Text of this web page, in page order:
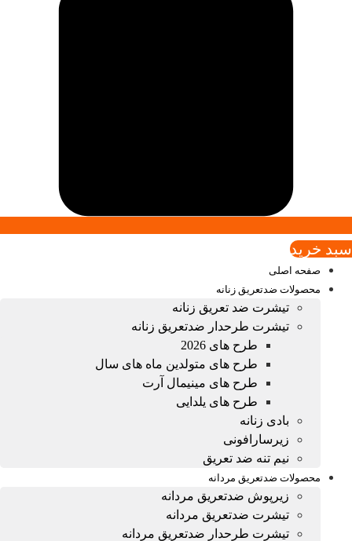
سبد خريد
صفحه اصلی
محصولات ضدتعریق زنانه
تیشرت ضد تعریق زنانه
تیشرت طرحدار ضدتعریق زنانه
طرح های 2026
طرح های متولدین ماه های سال
طرح های مینیمال آرت
طرح های یلدایی
بادی زنانه
زیرسارافونی
نیم تنه ضد تعریق
محصولات ضدتعریق مردانه
زیرپوش ضدتعریق مردانه
تیشرت ضدتعریق مردانه
تیشرت طرحدار ضدتعریق مردانه